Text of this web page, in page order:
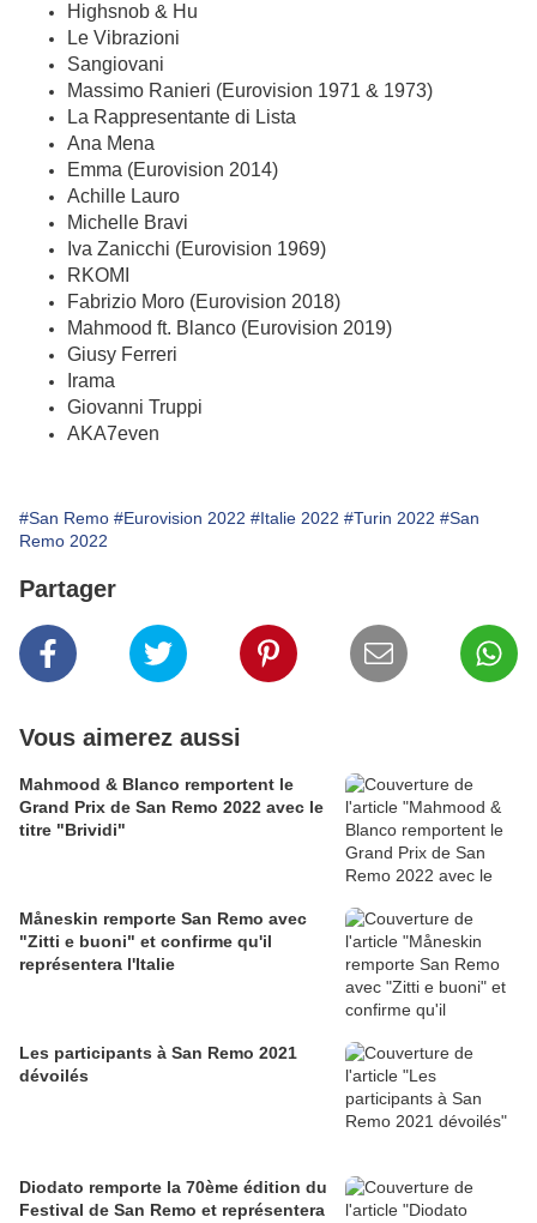
Highsnob & Hu
Le Vibrazioni
Sangiovani
Massimo Ranieri (Eurovision 1971 & 1973)
La Rappresentante di Lista
Ana Mena
Emma (Eurovision 2014)
Achille Lauro
Michelle Bravi
Iva Zanicchi (Eurovision 1969)
RKOMI
Fabrizio Moro (Eurovision 2018)
Mahmood ft. Blanco (Eurovision 2019)
Giusy Ferreri
Irama
Giovanni Truppi
AKA7even
#San Remo #Eurovision 2022 #Italie 2022 #Turin 2022 #San
Remo 2022
Partager
Vous aimerez aussi
Mahmood & Blanco remportent le
Grand Prix de San Remo 2022 avec le
titre "Brividi"
Måneskin remporte San Remo avec
"Zitti e buoni" et confirme qu'il
représentera l'Italie
Les participants à San Remo 2021
dévoilés
Diodato remporte la 70ème édition du
Festival de San Remo et représentera